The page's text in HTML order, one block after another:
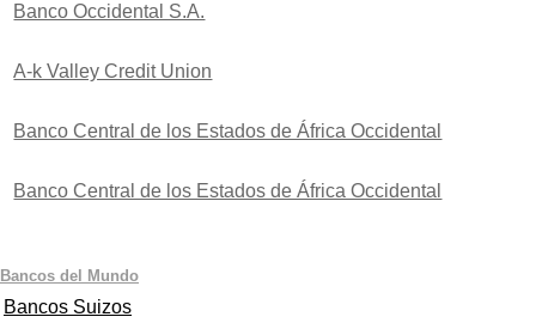
Banco Occidental S.A.
A-k Valley Credit Union
Banco Central de los Estados de África Occidental
Banco Central de los Estados de África Occidental
Bancos del Mundo
Bancos Suizos